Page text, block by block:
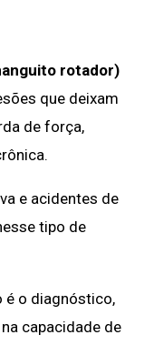
rotador)
que deixam
de força,
e acidentes de
tipo de
é o diagnóstico,
capacidade de